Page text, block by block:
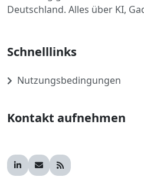
Deutschland. Alles über KI,
Schnelllinks
Nutzungsbedingungen
Kontakt aufnehmen